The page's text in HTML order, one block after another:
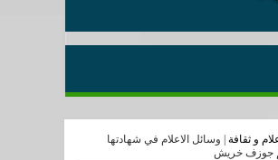
و ثقافة
وسائل الاعلام في شهادتها
جوزف خريش